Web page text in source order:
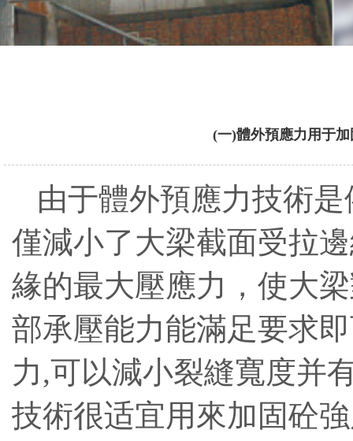
(一)體外預應力用于
由于體外預應力技術
僅減小了大梁截面受拉
緣的最大壓應力，使大
部承壓能力能滿足要求
力,可以減小裂縫寬度并
技術很适宜用來加固砼